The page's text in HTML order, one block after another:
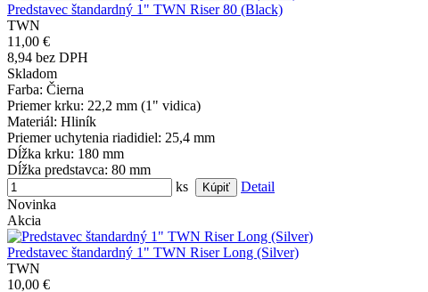
Predstavec štandardný 1" TWN Riser 80 (Black)
TWN
11,00 €
8,94 bez DPH
Skladom
Farba: Čierna
Priemer krku: 22,2 mm (1" vidica)
Materiál: Hliník
Priemer uchytenia riadidiel: 25,4 mm
Dĺžka krku: 180 mm
Dĺžka predstavca: 80 mm
ks
Detail
Novinka
Akcia
Predstavec štandardný 1" TWN Riser Long (Silver)
TWN
10,00 €